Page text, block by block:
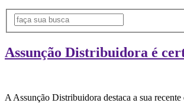
Assunção Distribuidora é
A Assunção Distribuidora destaca a sua